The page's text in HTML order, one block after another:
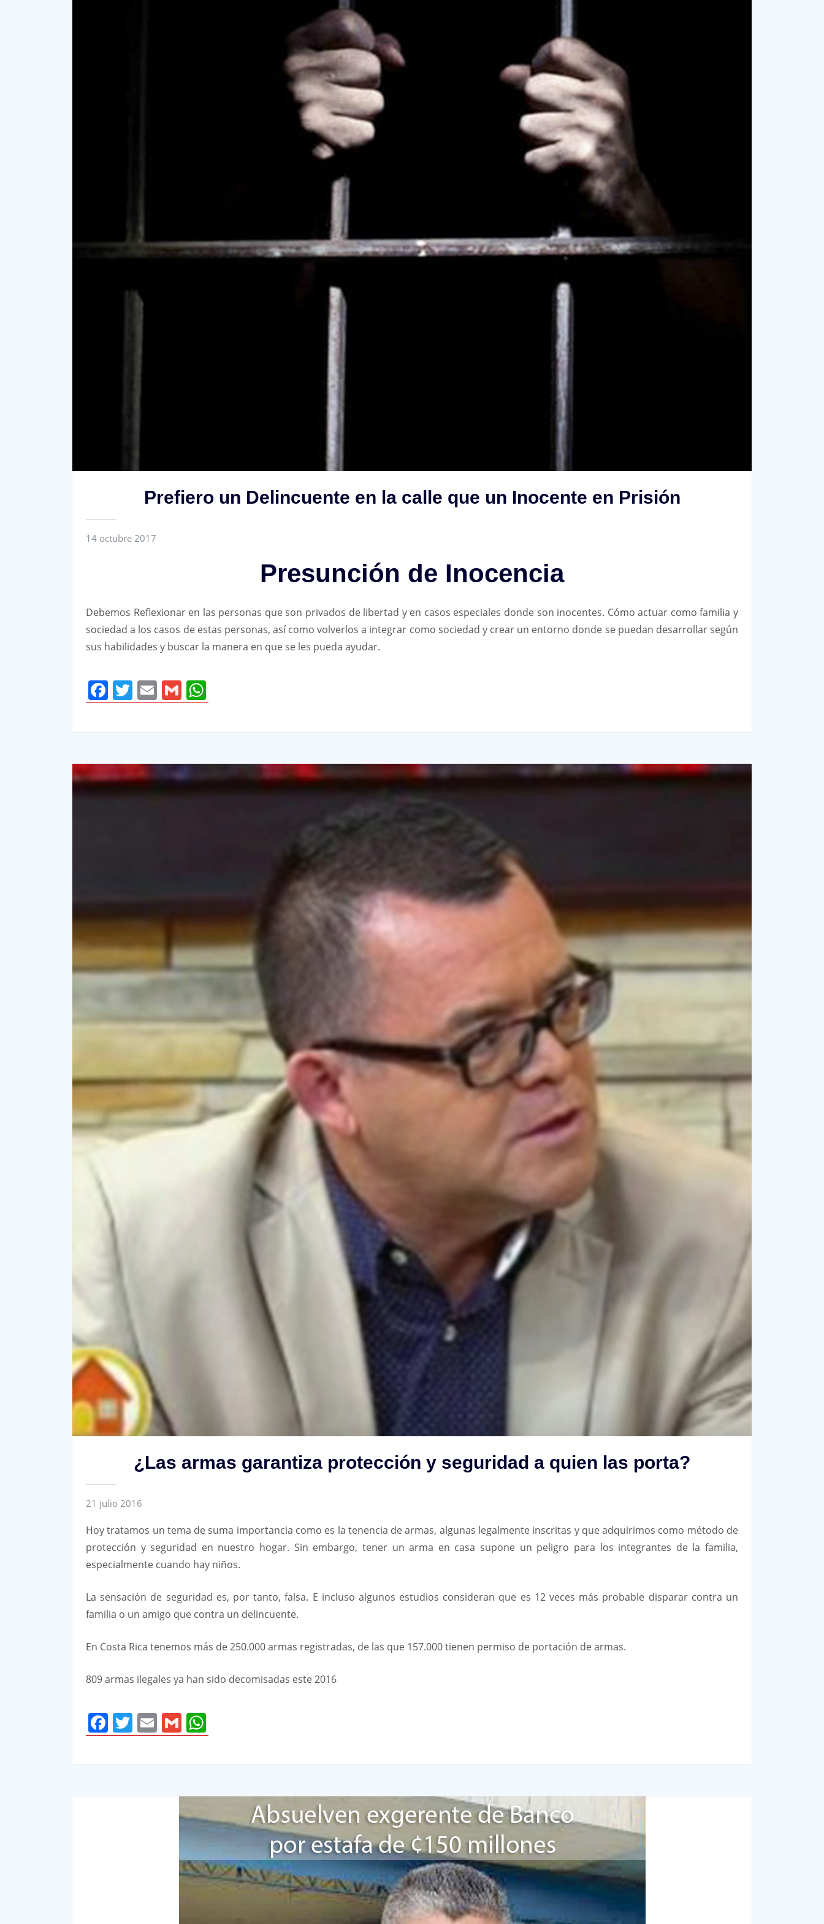
Prefiero un Delincuente en la calle que un Inocente en Prisión
14 octubre 2017
Presunción de Inocencia
Debemos Reflexionar en las personas que son privados de libertad y en casos especiales donde son inocentes. Cómo actuar como familia y
sociedad a los casos de estas personas, así como volverlos a integrar como sociedad y crear un entorno donde se puedan desarrollar según
sus habilidades y buscar la manera en que se les pueda ayudar.
Facebook
Twitter
Email
Gmail
¿Las armas garantiza protección y seguridad a quien las porta?
21 julio 2016
Hoy tratamos un tema de suma importancia como es la tenencia de armas, algunas legalmente inscritas y que adquirimos como método de
protección y seguridad en nuestro hogar. Sin embargo, tener un arma en casa supone un peligro para los integrantes de la familia,
especialmente cuando hay niños.
La sensación de seguridad es, por tanto, falsa. E incluso algunos estudios consideran que es 12 veces más probable disparar contra un
familia o un amigo que contra un delincuente.
En Costa Rica tenemos más de 250.000 armas registradas, de las que 157.000 tienen permiso de portación de armas.
809 armas ilegales ya han sido decomisadas este 2016
Facebook
Twitter
Email
Gmail